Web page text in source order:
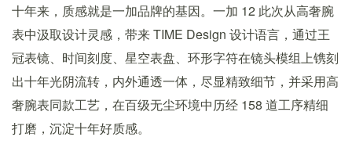
十年来，质感就是一加品牌的基因。一加 12 此次从高奢腕
表中汲取设计灵感，带来 TIME Design 设计语言，通过王
冠表镜、时间刻度、星空表盘、环形字符在镜头模组上镌刻
出十年光阴流转，内外通透一体，尽显精致细节，并采用高
奢腕表同款工艺，在百级无尘环境中历经 158 道工序精细
打磨，沉淀十年好质感。